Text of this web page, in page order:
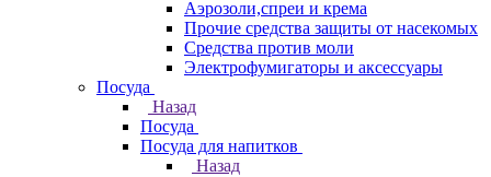
Аэрозоли,спреи и крема
Прочие средства защиты от насекомых
Средства против моли
Электрофумигаторы и аксессуары
Посуда
Назад
Посуда
Посуда для напитков
Назад